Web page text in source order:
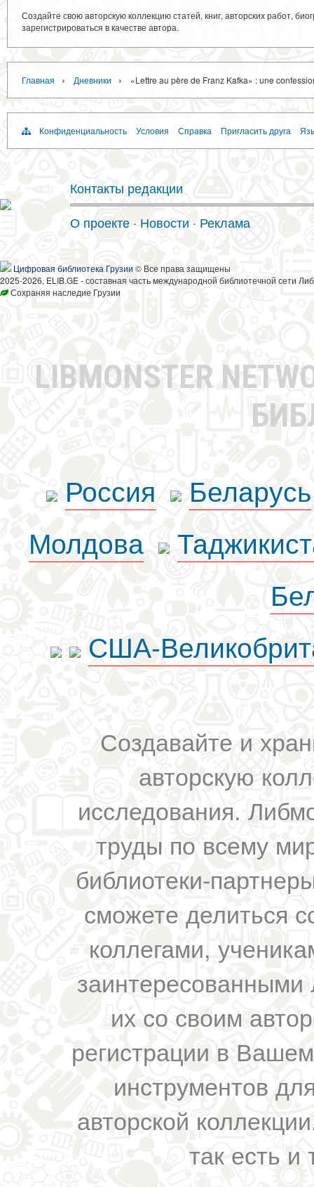
Создайте свою авторскую коллекцию статей, книг, авторских работ,
зарегистрироваться в качестве автора.
Главная › Дневники › «Lettre au père de Franz Kafka» : une
Конфиденциальность Условия Справка Пригласить друга
Контакты редакции
О проекте · Новости · Реклама
Цифровая библиотека Грузии © Все права защищены
2025-2026, ELIB.GE - составная часть международной библиотечной сети
Сохраняя наследие Грузии
LIBMONSTER
Россия
Беларусь
Молдова
США-
Создавайте и
авторскую
исследования.
труды по всему
библиотеки-
сможете делиться
коллегами,
их со своим
регистрации в
инструментов
авторской
так есть и